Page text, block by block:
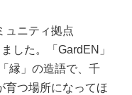
ュニティ拠点
した。「GardEN」
縁」の造語で、千
育つ場所になってほ